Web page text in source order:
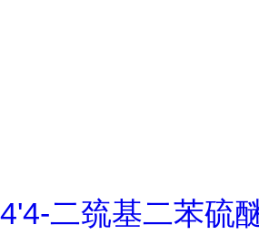
4'4-二巯基二苯硫